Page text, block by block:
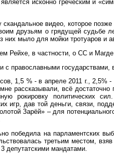
исконно греческим и
видео, которое
друзьям о грядущей судьбе
них мыло для мойки тротуаров и
Рейхе, в частности, о СС и Магде
с православными государствами,
1,5 % - в апреле 2011 г., 2,5%
рассказывали, всё
рокировку политических
игр, дав той деньги, связи,
Зарёй» – для
победила на парламентских
третьим местом,
депутатскими мандатами.